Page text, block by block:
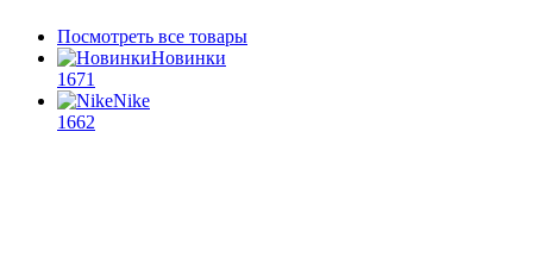
Посмотреть все товары
Новинки
1671
Nike
1662